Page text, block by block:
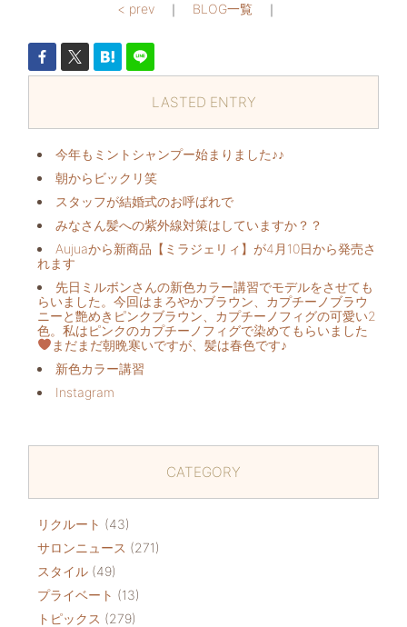
< prev｜ BLOG一覧｜
LASTED ENTRY
今年もミントシャンプー始まりました♪♪
朝からビックリ️笑
スタッフが結婚式のお呼ばれで
みなさん髪への紫外線対策はしていますか？？
Aujuaから新商品【ミラジェリィ】が4月10日から発売さ
れます
先日ミルボンさんの新色カラー講習でモデルをさせても
らいました。今回はまろやかブラウン、カプチーノブラウ
ニーと艶めきピンクブラウン、カプチーノフィグの可愛い2
色。私はピンクのカプチーノフィグで染めてもらいました
まだまだ朝晩寒いですが、髪は春色です♪
新色カラー講習
Instagram
CATEGORY
リクルート (43)
サロンニュース (271)
スタイル (49)
プライベート (13)
トピックス (279)